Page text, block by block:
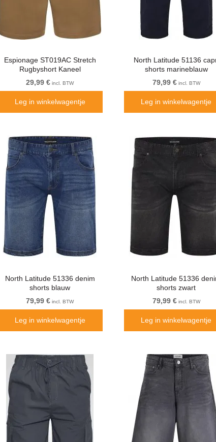
Espionage ST019AC Stretch
Rugbyshort Kaneel
29,99 € incl. BTW
Leg in winkelwagentje
North Latitude 51136
shorts marineblauw
79,99 €incl. BTW
Leg in winkelwagentje
North Latitude 51336 denim
shorts blauw
79,99 € incl. BTW
Leg in winkelwagentje
North Latitude 51336
shorts zwart
79,99 €incl. BTW
Leg in winkelwagentje